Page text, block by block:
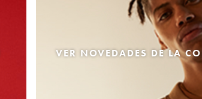
VER NOVEDADES DE LA